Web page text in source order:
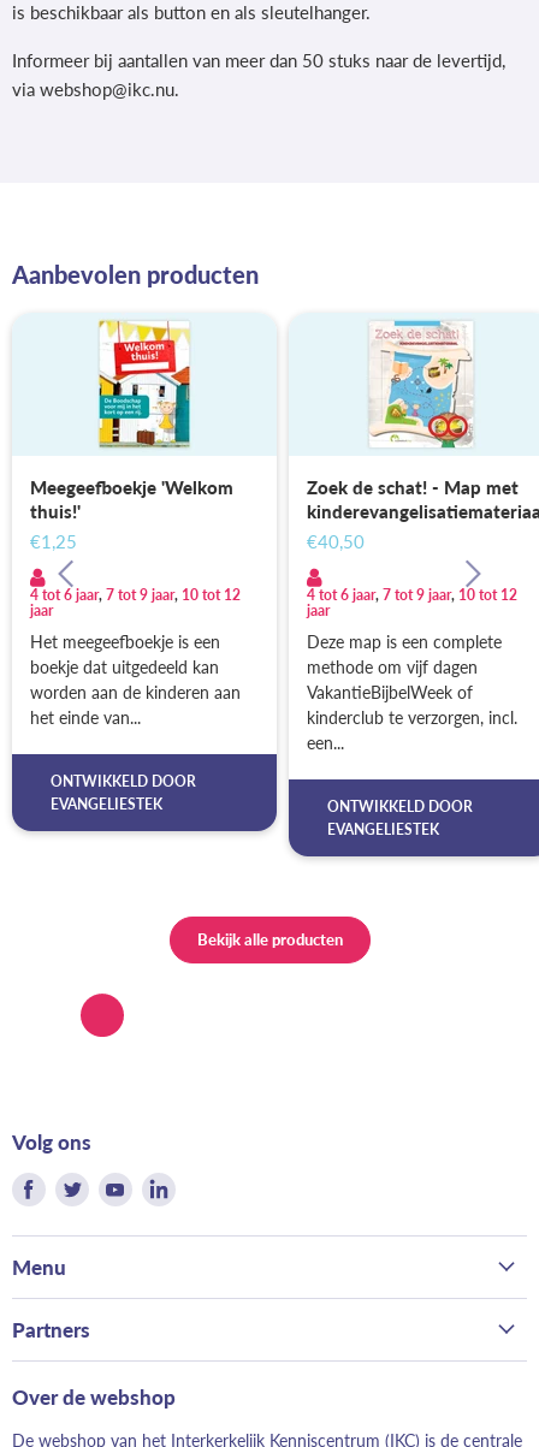
is beschikbaar als button en als sleutelhanger.
Informeer bij aantallen van meer dan 50 stuks naar de levertijd,
via webshop@ikc.nu.
Aanbevolen producten
Meegeefboekje 'Welkom
thuis!'
€1,25
4 tot 6 jaar, 7 tot 9 jaar, 10 tot 12
jaar
Het meegeefboekje is een
boekje dat uitgedeeld kan
worden aan de kinderen aan
het einde van...
ONTWIKKELD DOOR
EVANGELIESTEK
Zoek de schat! - Map met
€40,50
4 tot 6 jaar, 7 tot 9 jaar, 10 tot 12
jaar
Deze map is een complete
methode om vijf dagen
VakantieBijbelWeek of
kinderclub te verzorgen, incl.
een...
ONTWIKKELD DOOR
EVANGELIESTEK
Bekijk alle producten
Volg ons
Vind
Facebook
Vind Vind Vind
Menu
Partners
Landelijk Contact Jeugdwerk
Over de webshop
De webshop van het Interkerkelijk Kenniscentrum (IKC) is de centrale